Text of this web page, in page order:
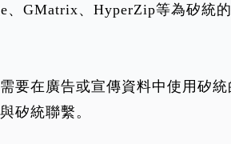
GMatrix、HyperZip等為矽統
要在廣告或宣傳資料中使用矽
矽統聯繫。